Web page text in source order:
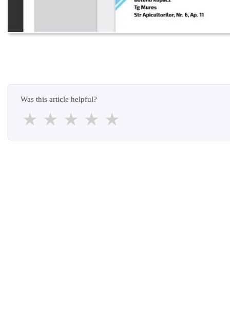
Was this article helpful?
★ ★ ★ ★ ★